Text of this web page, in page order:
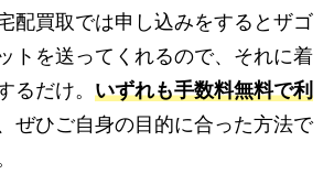
配買取では申し込みをするとザゴ
トを送ってくれるので、それに着
るだけ。 いずれも手数料無料で利
ぜひご自身の目的に合った方法で